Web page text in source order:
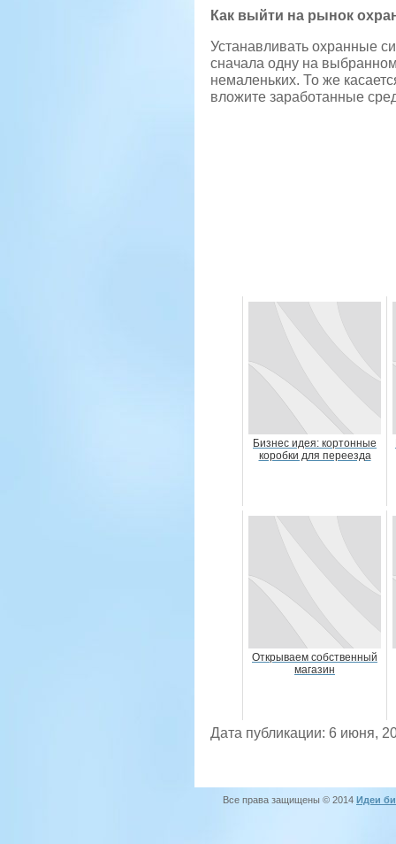
Как выйти на рынок
Устанавливать охранные
сначала одну на
немаленьких. То же
вложите заработанные
Бизнес идея: кортонные
коробки для переезда
Открываем собственный
магазин
Дата публикации: 6 июня,
Все права защищены © 2014 Идеи